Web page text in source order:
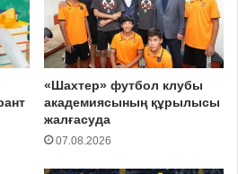
«Шахтер» футбол клубы
академиясының құрылысы
жалғасуда
07.08.2026